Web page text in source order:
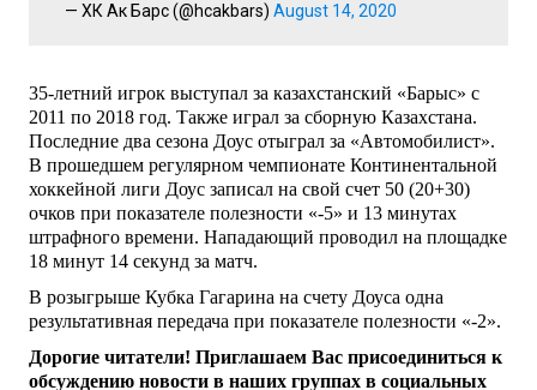
— ХК Ак Барс (@hcakbars) August 14, 2020
35-летний игрок выступал за казахстанский «Барыс» с
2011 по 2018 год. Также играл за сборную Казахстана.
Последние два сезона Доус отыграл за «Автомобилист».
В прошедшем регулярном чемпионате Континентальной
хоккейной лиги Доус записал на свой счет 50 (20+30)
очков при показателе полезности «-5» и 13 минутах
штрафного времени. Нападающий проводил на площадке
18 минут 14 секунд за матч.
В розыгрыше Кубка Гагарина на счету Доуса одна
результативная передача при показателе полезности «-2».
Дорогие читатели! Приглашаем Вас присоединиться к
обсуждению новости в наших группах в социальных